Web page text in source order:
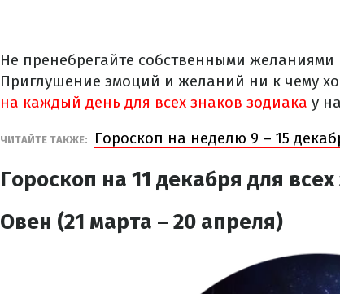
Не пренебрегайте собственными желаниями
Приглушение эмоций и желаний ни к чему
на каждый день для всех знаков зодиака у
ЧИТАЙТЕ ТАКЖЕ: Гороскоп на неделю 9 – 15
Гороскоп на 11 декабря для
Овен (21 марта – 20 апреля)